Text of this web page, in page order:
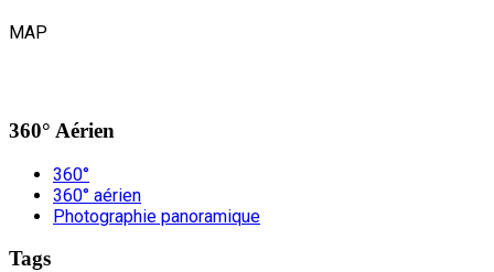
MAP
360° Aérien
360°
360° aérien
Photographie panoramique
Tags